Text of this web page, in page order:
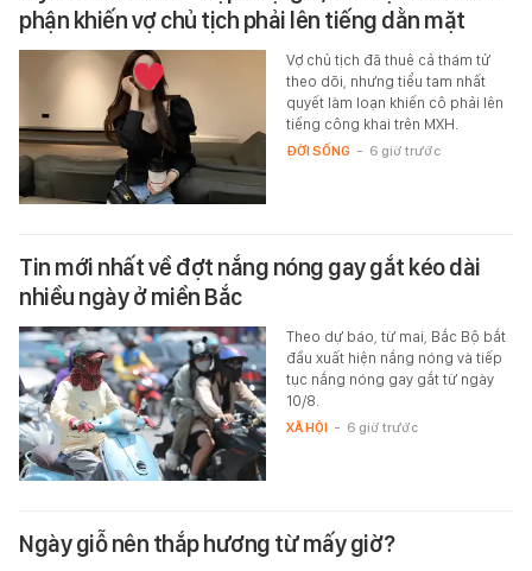
phận khiến vợ chủ tịch phải lên tiếng dằn mặt
Vợ chủ tịch đã thuê cả thám tử
theo dõi, nhưng tiểu tam nhất
quyết làm loạn khiến cô phải lên
tiếng công khai trên MXH.
ĐỜI SỐNG - 6 giờ trước
Tin mới nhất về đợt nắng nóng gay gắt kéo dài
nhiều ngày ở miền Bắc
Theo dự báo, từ mai, Bắc Bộ bắt
đầu xuất hiện nắng nóng và tiếp
tục nắng nóng gay gắt từ ngày
10/8.
XÃ HỘI - 6 giờ trước
Ngày giỗ nên thắp hương từ mấy giờ?